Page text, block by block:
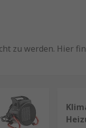
zu werden. Hier